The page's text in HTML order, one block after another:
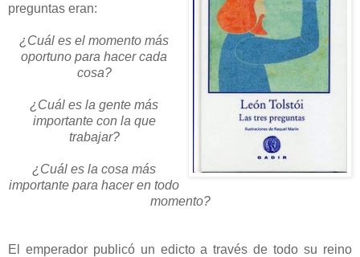
preguntas eran:
¿Cuál es el momento más
oportuno para hacer cada
cosa?
¿Cuál es la gente más
importante con la que
trabajar?
¿Cuál es la cosa más
importante para hacer en todo
momento?
El emperador publicó un edicto a través de todo su reino